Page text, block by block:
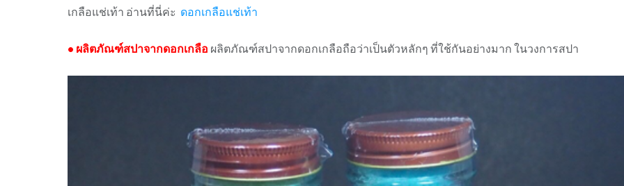
เกลือแช่เท้า อ่านที่นี่ค่ะ ดอกเกลือแช่เท้า
• ผลิตภัณฑ์สปาจากดอกเกลือ ผลิตภัณฑ์สปาจากดอกเกลือถือว่าเป็นตัวหลักๆ ที่ใช้กันอย่างมาก ในวงการสปา